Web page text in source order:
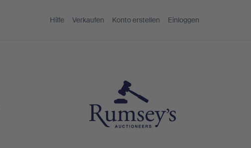
Hilfe Verkaufen Konto erstellen Einloggen